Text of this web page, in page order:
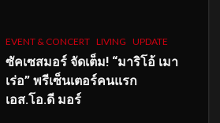
EVENT & CONCERT LIVING UPDATE
ซัคเซสมอร์ จัดเต็ม! “มาริโอ้ เมา
เร่อ” พรีเซ็นเตอร์คนแรก
เอส.โอ.ดี มอร์